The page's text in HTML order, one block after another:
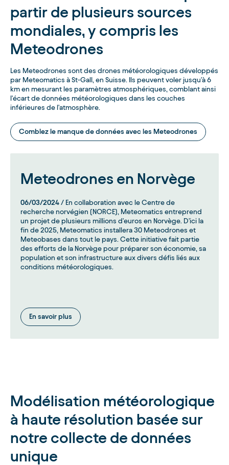
partir de plusieurs sources
mondiales, y compris les
Meteodrones
Les Meteodrones sont des drones météorologiques développés
par Meteomatics à St-Gall, en Suisse. Ils peuvent voler jusqu'à 6
km en mesurant les paramètres atmosphériques, comblant ainsi
l'écart de données météorologiques dans les couches
inférieures de l'atmosphère.
Comblez le manque de données avec les Meteodrones
Meteodrones en Norvège
06/03/2024 / En collaboration avec le Centre de
recherche norvégien (NORCE), Meteomatics entreprend
un projet de plusieurs millions d'euros en Norvège. D'ici la
fin de 2025, Meteomatics installera 30 Meteodrones et
Meteobases dans tout le pays. Cette initiative fait partie
des efforts de la Norvège pour préparer son économie, sa
population et son infrastructure aux divers défis liés aux
conditions météorologiques.
En savoir plus
Modélisation météorologique
à haute résolution basée sur
notre collecte de données
unique